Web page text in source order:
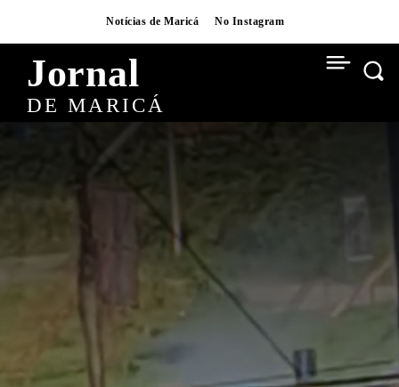
Notícias de Maricá No Instagram
Jornal
DE MARICÁ